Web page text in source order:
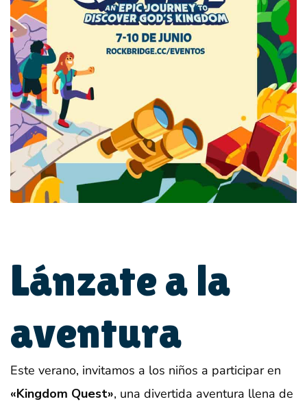
Lánzate a la
aventura
Este verano, invitamos a los niños a participar en
«Kingdom Quest», una divertida aventura llena de